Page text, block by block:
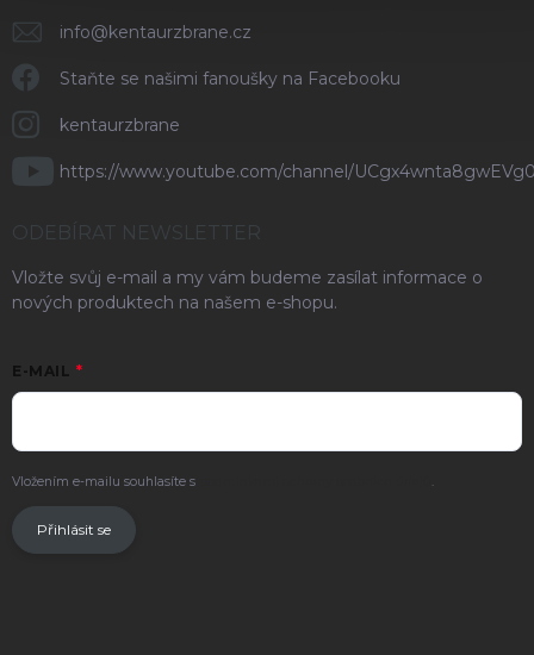
info@kentaurzbrane.cz
Staňte se našimi fanoušky na Facebooku
kentaurzbrane
https://www.youtube.com/channel/
ODEBÍRAT NEWSLETTER
Vložte svůj e-mail a my vám budeme zasílat informace o
nových produktech na našem e-shopu.
E-MAIL
Vložením e-mailu souhlasíte s .
Přihlásit se